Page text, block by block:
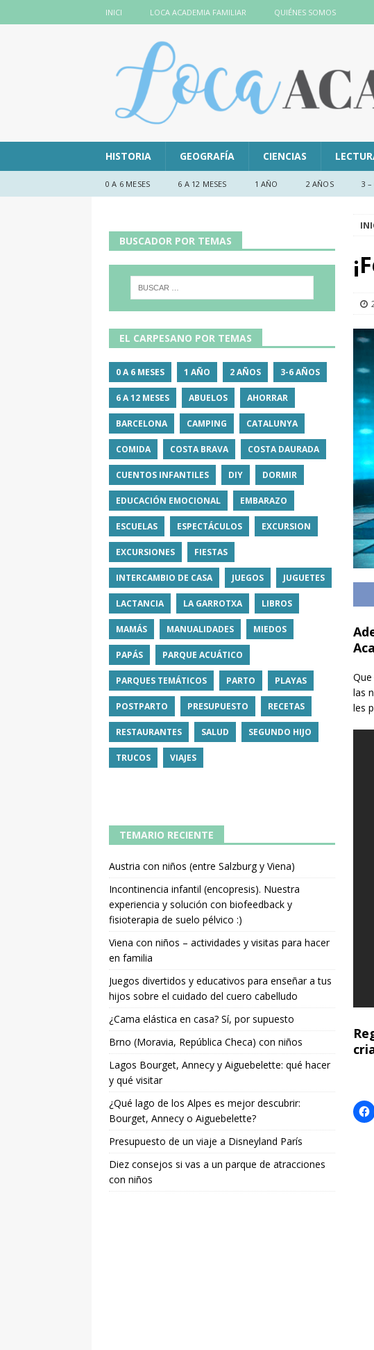
INICI LOCA ACADEMIA FAMILIAR QUIÉNES SOMOS
HISTORIA GEOGRAFÍA CIENCIAS
0 A 6 MESES 6 A 12 MESES 1 AÑO 2 AÑOS 3 –
las
les
BUSCADOR POR TEMAS
EL CARPESANO POR TEMAS
0 A 6 MESES 1 AÑO 2 AÑOS 3-6 AÑOS
6 A 12 MESES ABUELOS AHORRAR
BARCELONA CAMPING CATALUNYA
COMIDA COSTA BRAVA COSTA DAURADA
CUENTOS INFANTILES DIY DORMIR
EDUCACIÓN EMOCIONAL EMBARAZO
ESCUELAS ESPECTÁCULOS EXCURSION
EXCURSIONES FIESTAS
INTERCAMBIO DE CASA JUEGOS JUGUETES
LACTANCIA LA GARROTXA LIBROS
MAMÁS MANUALIDADES MIEDOS
PAPÁS PARQUE ACUÁTICO
PARQUES TEMÁTICOS PARTO PLAYAS
POSTPARTO PRESUPUESTO RECETAS
RESTAURANTES SALUD SEGUNDO HIJO
TRUCOS VIAJES
TEMARIO RECIENTE
Austria con niños (entre Salzburg y Viena)
Incontinencia infantil (encopresis). Nuestra
experiencia y solución con biofeedback y
fisioterapia de suelo pélvico :)
Viena con niños – actividades y visitas para hacer
en familia
Juegos divertidos y educativos para enseñar a tus
hijos sobre el cuidado del cuero cabelludo
¿Cama elástica en casa? Sí, por supuesto
Brno (Moravia, República Checa) con niños
Lagos Bourget, Annecy y Aiguebelette: qué hacer
y qué visitar
¿Qué lago de los Alpes es mejor descubrir:
Bourget, Annecy o Aiguebelette?
Presupuesto de un viaje a Disneyland París
Diez consejos si vas a un parque de atracciones
con niños